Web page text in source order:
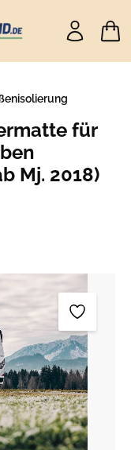
für
Mj. 2018)